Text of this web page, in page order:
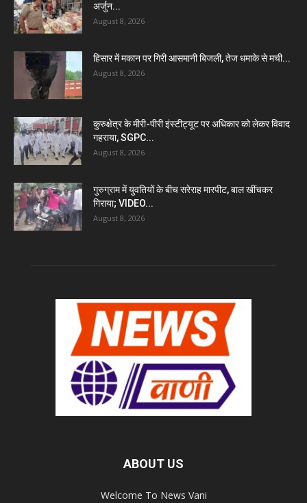
अर्जुन...
August 8, 2026
हिसार में मकान पर गिरी आसमानी बिजली, तेज धमाके से मची...
August 8, 2026
कुरुक्षेत्र के मीरी-पीरी इंस्टीट्यूट पर अधिकार को लेकर विवाद
गहराया, SGPC...
August 8, 2026
गुरुग्राम में युवतियों के बीच सरेराह मारपीट, बाल खींचकर
गिराया; VIDEO...
August 8, 2026
ABOUT US
Welcome To News Vani